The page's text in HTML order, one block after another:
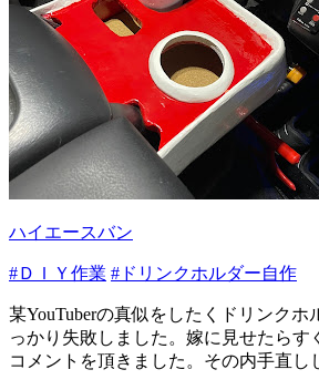
ハイエースバン
#ＤＩＹ作業 #ドリンクホルダー自作
某YouTuberの真似をしたくドリンクホ
っかり失敗しました。嫁に見せたらす
コメントを頂きました。その内手直し